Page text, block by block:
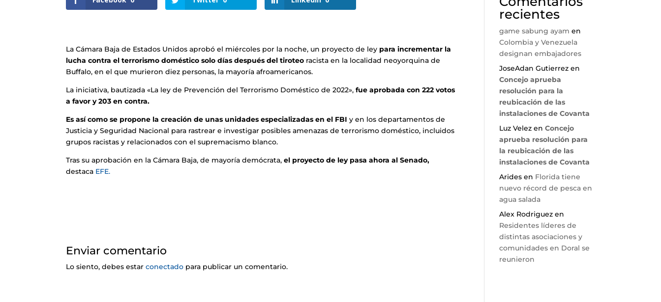
La Cámara Baja de Estados Unidos aprobó el miércoles por la noche, un proyecto de ley para incrementar la
lucha contra el terrorismo doméstico solo días después del tiroteo racista en la localidad neoyorquina de
Buffalo, en el que murieron diez personas, la mayoría afroamericanos.
La iniciativa, bautizada «La ley de Prevención del Terrorismo Doméstico de 2022»,fue aprobada con 222 votos
a favor y 203 en contra.
Es así como se propone la creación de unas unidades especializadas en el FBI y en los departamentos de
Justicia y Seguridad Nacional para rastrear e investigar posibles amenazas de terrorismo doméstico, incluidos
grupos racistas y relacionados con el supremacismo blanco.
Tras su aprobación en la Cámara Baja, de mayoría demócrata,el proyecto de ley pasa ahora al Senado,
destaca EFE.
Enviar comentario
Lo siento, debes estarconectado para publicar un comentario.
recientes
game sabung ayam en
Colombia y Venezuela
designan embajadores
JoseAdan Gutierrez en
Concejo aprueba
resolución para la
reubicación de las
instalaciones de Covanta
Luz Velez enConcejo
aprueba resolución para
la reubicación de las
instalaciones de Covanta
Arides en Florida tiene
nuevo récord de pesca en
agua salada
Alex Rodriguez en
Residentes líderes de
distintas asociaciones y
comunidades en Doral se
reunieron